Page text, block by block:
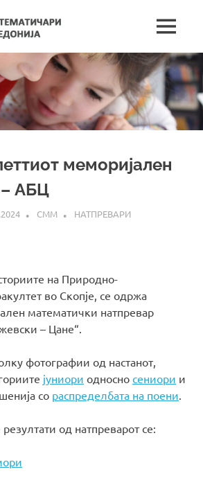
на
на
Македонија
MENU
меморијален
АБЦ
СММ НАТПРЕВАРИ
на Природно-
во Скопје, се одржа
математички натпревар
– Цане“.
фотографии од настанот,
јуниори односно сениори и
со распределбата на поени
од натпреварот се: